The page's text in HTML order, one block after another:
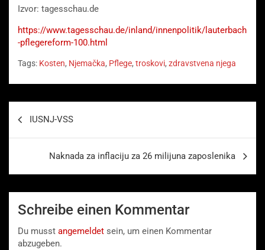
Izvor: tagesschau.de
https://www.tagesschau.de/inland/innenpolitik/lauterbach
-pflegereform-100.html
Tags: Kosten, Njemačka, Pflege, troskovi, zdravstvena njega
IUSNJ-VSS
Naknada za inflaciju za 26 milijuna zaposlenika
Schreibe einen Kommentar
Du musst angemeldet sein, um einen Kommentar
abzugeben.